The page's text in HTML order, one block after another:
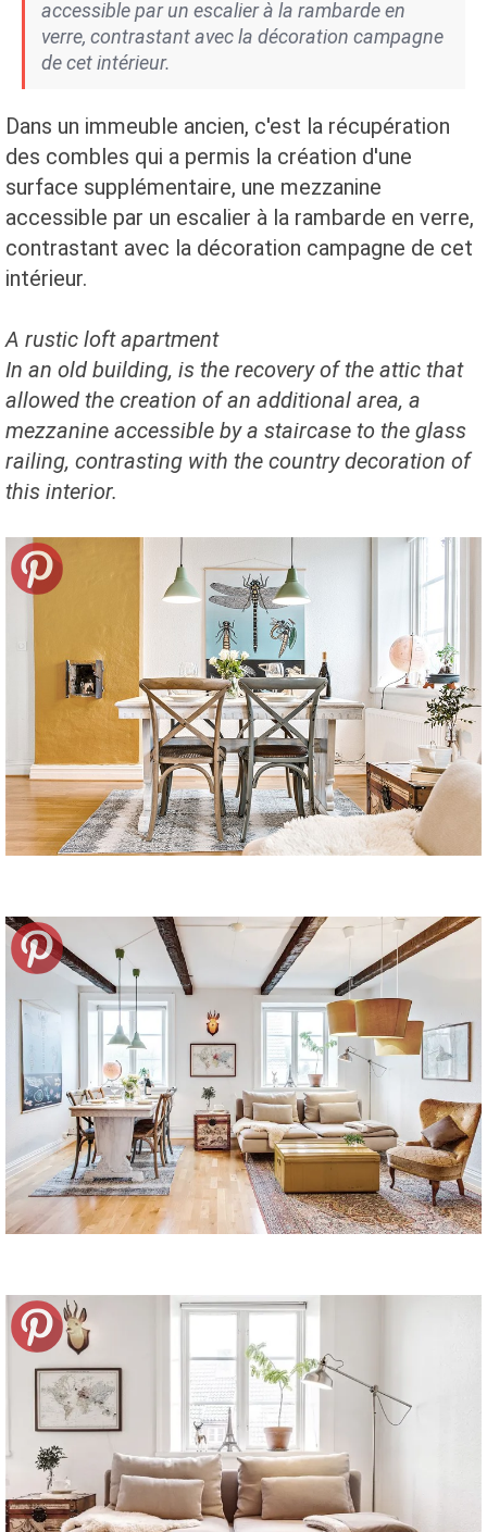
accessible par un escalier à la rambarde en
verre, contrastant avec la décoration campagne
de cet intérieur.
Dans un immeuble ancien, c'est la récupération
des combles qui a permis la création d'une
surface supplémentaire, une mezzanine
accessible par un escalier à la rambarde en verre,
contrastant avec la décoration campagne de cet
intérieur.
A rustic loft apartment
In an old building, is the recovery of the attic that
allowed the creation of an additional area, a
mezzanine accessible by a staircase to the glass
railing, contrasting with the country decoration of
this interior.